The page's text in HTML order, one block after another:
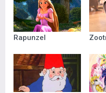
Rapunzel